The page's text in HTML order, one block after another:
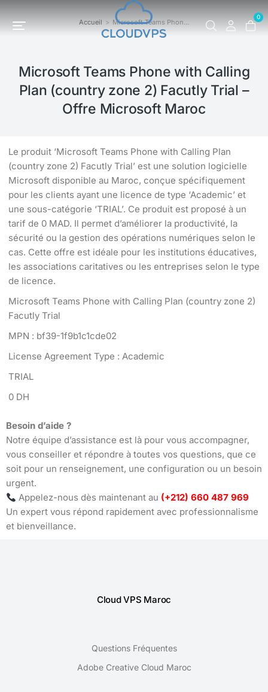
0
Vous êtes ici : Accueil Microsoft Teams Phon…
Microsoft Teams Phone with Calling
Plan (country zone 2) Facutly Trial –
Offre Microsoft Maroc
Le produit ‘Microsoft Teams Phone with Calling Plan
(country zone 2) Facutly Trial’ est une solution logicielle
Microsoft disponible au Maroc, conçue spécifiquement
pour les clients ayant une licence de type ‘Academic’ et
une sous-catégorie ‘TRIAL’. Ce produit est proposé à un
tarif de 0 MAD. Il permet d’améliorer la productivité, la
sécurité ou la gestion des opérations numériques selon le
cas. Cette offre est idéale pour les institutions éducatives,
les associations caritatives ou les entreprises selon le type
de licence.
Microsoft Teams Phone with Calling Plan (country zone 2)
Facutly Trial
MPN : bf39-1f9b1c1cde02
License Agreement Type : Academic
TRIAL
0 DH
Besoin d’aide ?
Notre équipe d’assistance est là pour vous accompagner,
vous conseiller et répondre à toutes vos questions, que ce
soit pour un renseignement, une configuration ou un besoin
urgent.
Appelez-nous dès maintenant au (+212) 660 487 969
Un expert vous répond rapidement avec professionnalisme
et bienveillance.
Cloud VPS Maroc
Questions Fréquentes
Adobe Creative Cloud Maroc